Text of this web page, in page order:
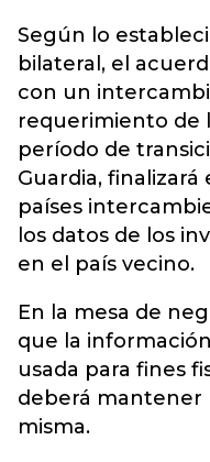
Según lo
bilateral, el
con un
requerimiento de
período de
Guardia, finalizará
países
los datos de los
en el país vecino.
En la mesa de
que la
usada para fines
deberá mantener
misma.